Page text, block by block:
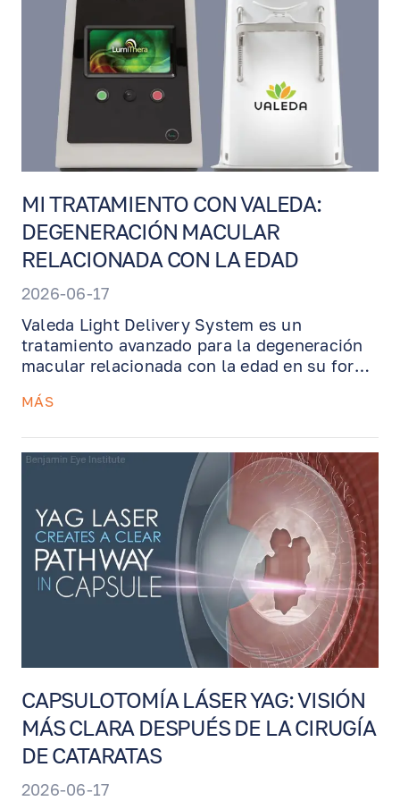
continua durante varios días y el Dr.
Benjamin lo retira en una visita de
seguimiento.
MI TRATAMIENTO CON VALEDA:
DEGENERACIÓN MACULAR
RELACIONADA CON LA EDAD
2026-06-17
Valeda Light Delivery System es un
tratamiento avanzado para la degeneración
macular relacionada con la edad en su forma
retina y ayudar a preservar la función visual.
— terapia de luz de baja intensidad con
longitudes de onda específicas — y se
realiza rápidamente, sin dolor, gotas,
inyecciones ni tiempo de recuperación.
MÁS
CAPSULOTOMÍA LÁSER YAG: VISIÓN
MÁS CLARA DESPUÉS DE LA CIRUGÍA
DE CATARATAS
2026-06-17